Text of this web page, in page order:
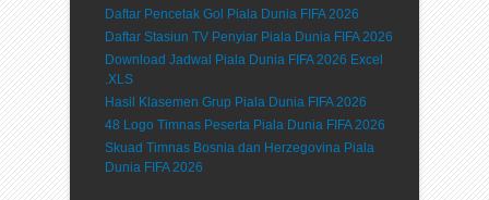
Daftar Pencetak Gol Piala Dunia FIFA 2026
Daftar Stasiun TV Penyiar Piala Dunia FIFA 2026
Download Jadwal Piala Dunia FIFA 2026 Excel
.XLS
Hasil Klasemen Grup Piala Dunia FIFA 2026
48 Logo Timnas Peserta Piala Dunia FIFA 2026
Skuad Timnas Bosnia dan Herzegovina Piala
Dunia FIFA 2026